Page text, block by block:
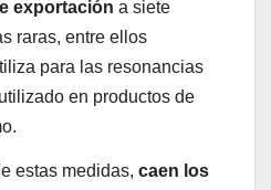
exportación a siete
raras, entre ellos
para las resonancias
en productos de
estas medidas, caen los